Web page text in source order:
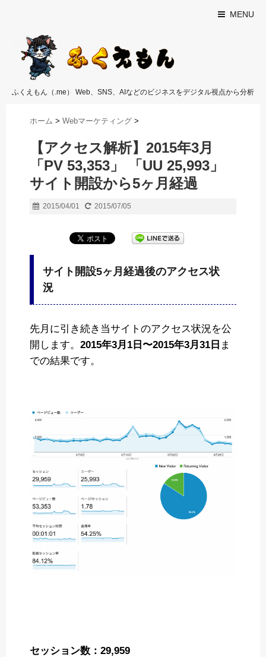
MENU
ふくえもん（.me） Web、SNS、AIなどのビジネスをデジタル視点から分析
ホーム > Webマーケティング >
【アクセス解析】2015年3月
「PV 53,353」 「UU 25,993」
サイト開設から5ヶ月経過
2015/04/01 2015/07/05
サイト開設5ヶ月経過後のアクセス状
況
先月に引き続き当サイトのアクセス状況を公
開します。 2015年3月1日〜2015年3月31日 ま
での結果です。
セッション数：29,959